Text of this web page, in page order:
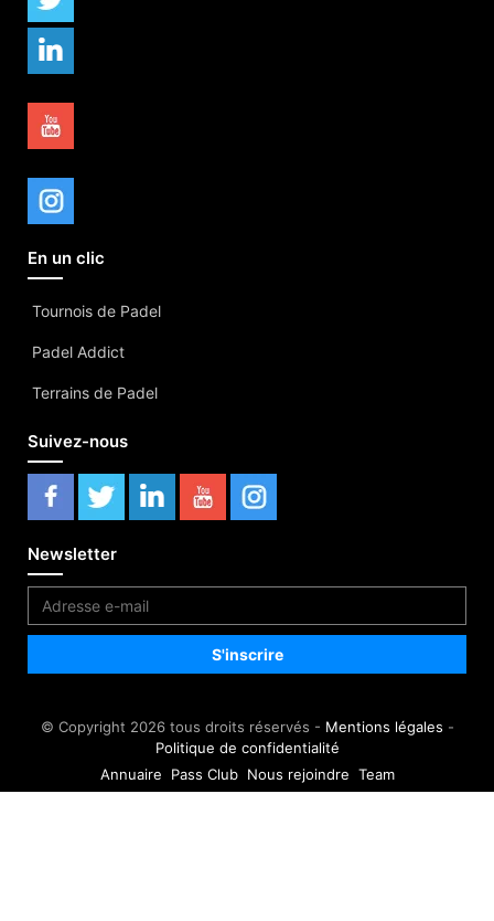
En un clic
Tournois de Padel
Padel Addict
Terrains de Padel
Suivez-nous
Newsletter
© Copyright 2026 tous droits réservés - Mentions légales -
Politique de confidentialité
Annuaire
Pass Club Nous rejoindre Team